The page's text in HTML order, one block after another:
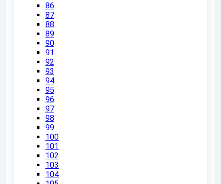
86
87
88
89
90
91
92
93
94
95
96
97
98
99
100
101
102
103
104